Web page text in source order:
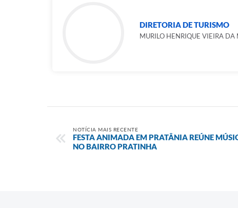
DIRETORIA DE TURISMO
MURILO HENRIQUE VIEIRA DA
NOTÍCIA MAIS RECENTE
FESTA ANIMADA EM PRATÂNIA REÚNE
NO BAIRRO PRATINHA